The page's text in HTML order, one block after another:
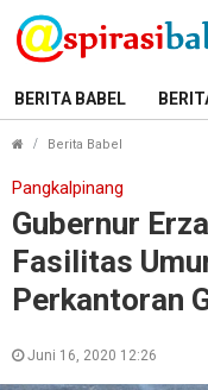
BERITA BABEL
Berita Babel
Pangkalpinang
Gubernur
Fasilitas
Perkantoran
Juni 16, 2020 12:26